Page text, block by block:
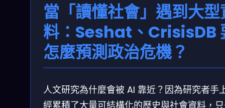
當「讀懂社會」遇到大型
料：Seshat、CrisisDB
怎麼預測政治危機？
人文研究為什麼會被 AI 靠近？因為研究者手
經累積了大量可結構化的歷史與社會資料，